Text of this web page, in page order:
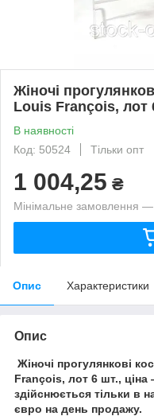
Жіночі
Louis François, лот
В наявності
Код: 50524
Тільки опт
1 004,25 ₴
Мінімальне замовлення —
Опис Характеристики
Опис
Жіночі прогулянкові
François, лот 6 шт.,
здійснюється тільки в
євро на день продажу.